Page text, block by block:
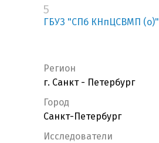
5
ГБУЗ "СПб КНпЦСВМП (о)"
Регион
г. Санкт - Петербург
Город
Санкт-Петербург
Исследователи